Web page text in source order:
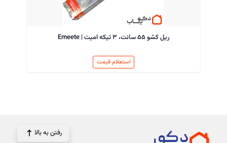
ریل کشو ۵۵ سانت، ۳ تیکه امیت | Emeete
استعلام قیمت
رفتن به بالا